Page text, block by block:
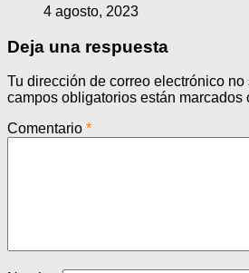
4 agosto, 2023
Deja una respuesta
Tu dirección de correo electrónico no
campos obligatorios están marcados
Comentario *